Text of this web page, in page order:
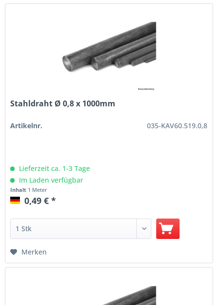
Stahldraht Ø 0,8 x 1000mm
Artikelnr. 035-KAV60.519.0,8
Lieferzeit ca. 1-3 Tage
Im Laden verfügbar
Inhalt 1 Meter
0,49 € *
Merken